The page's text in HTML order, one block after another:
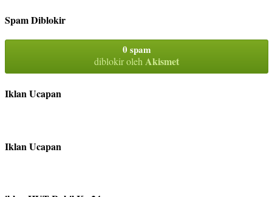
Spam Diblokir
0 spam
diblokir oleh Akismet
Iklan Ucapan
Iklan Ucapan